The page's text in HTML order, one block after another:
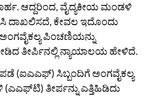
ಆದ್ದರಿಂದ, ವೈದ್ಯಕೀಯ ಮಂಡಳಿ
ದಾಖಲಿಸದೆ, ಕೇವಲ ಇದೊಂದು
ಪಿಂಚಣಿಯನ್ನು
ತೀರ್ಪಿನಲ್ಲಿ ನ್ಯಾಯಾಲಯ ಹೇಳಿದೆ.
(ಐಎಎಫ್) ಸಿಬ್ಬಂದಿಗೆ ಅಂಗವೈಕಲ್ಯ
ತೀರ್ಪನ್ನು ಎತ್ತಿಹಿಡಿದು